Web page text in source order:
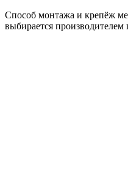
Способ монтажа и крепёж
выбирается